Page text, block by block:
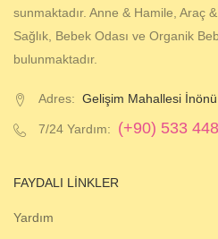
sunmaktadır. Anne & Hamile, Araç
Sağlık, Bebek Odası ve Organik
bulunmaktadır.
Adres: Gelişim Mahallesi
7/24 Yardım: (+90) 533
FAYDALI LINKLER
Yardım